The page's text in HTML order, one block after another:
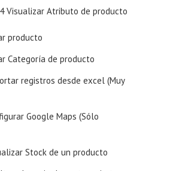
Visualizar Atributo de producto
producto
Categoría de producto
registros desde excel (Muy
Google Maps (Sólo
Stock de un producto